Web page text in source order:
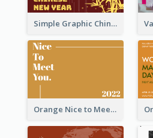
Simple Graphic Chinese New Year In Red And Yellow
Orange Nice to Meet You Greeting Card